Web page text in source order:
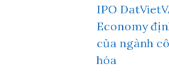
IPO
Economy
của ngành
hóa